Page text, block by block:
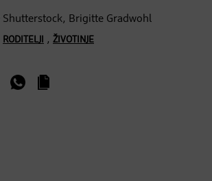
Brigitte Gradwohl
RODITELJI , ŽIVOTINJE